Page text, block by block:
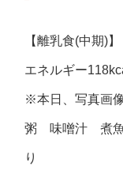
【離乳食(中期)】
エネルギー
※本日、写真画
粥 味噌汁 煮魚
り